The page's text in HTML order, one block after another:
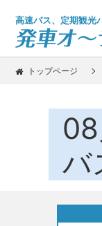
高速バス、定期観光
トップページ
バ